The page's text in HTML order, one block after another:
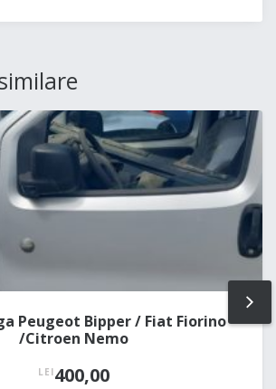
Peugeot Bipper / Fiat Fiorino
/Citroen Nemo
LEI400,00